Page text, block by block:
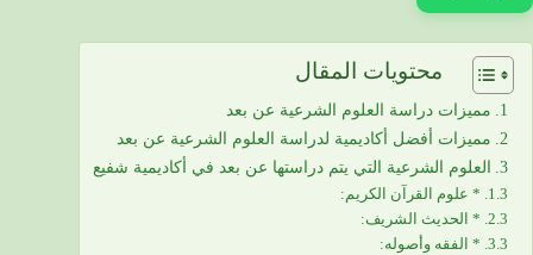
محتويات المقال
مميزات دراسة العلوم الشرعية عن بعد
مميزات أفضل أكاديمية لدراسة العلوم الشرعية عن بعد
العلوم الشرعية التي يتم دراستها عن بعد في أكاديمية شفيع
* علوم القرآن الكريم:
* الحديث الشريف:
* الفقه وأصوله: